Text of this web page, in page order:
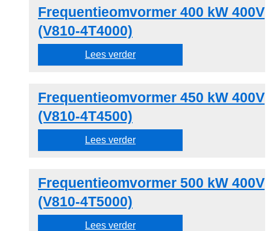
Frequentieomvormer 400 kW 400V
(V810-4T4000)
Lees verder
Frequentieomvormer 450 kW 400V
(V810-4T4500)
Lees verder
Frequentieomvormer 500 kW 400V
(V810-4T5000)
Lees verder